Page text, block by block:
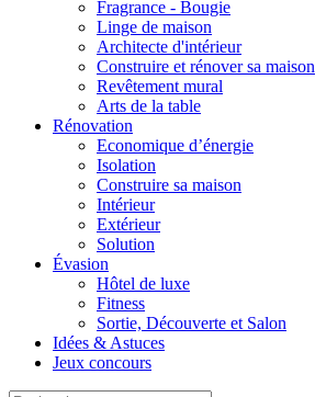
Fragrance - Bougie
Linge de maison
Architecte d'intérieur
Construire et rénover sa maison
Revêtement mural
Arts de la table
Rénovation
Economique d’énergie
Isolation
Construire sa maison
Intérieur
Extérieur
Solution
Évasion
Hôtel de luxe
Fitness
Sortie, Découverte et Salon
Idées & Astuces
Jeux concours